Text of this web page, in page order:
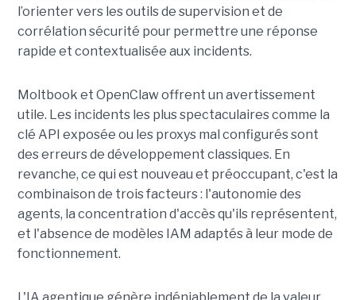
l’orienter vers les outils de supervision et de
corrélation sécurité pour permettre une réponse
rapide et contextualisée aux incidents.
Moltbook et OpenClaw offrent un avertissement
utile. Les incidents les plus spectaculaires comme la
clé API exposée ou les proxys mal configurés sont
des erreurs de développement classiques. En
revanche, ce qui est nouveau et préoccupant, c'est la
combinaison de trois facteurs : l'autonomie des
agents, la concentration d'accès qu'ils représentent,
et l'absence de modèles IAM adaptés à leur mode de
fonctionnement.